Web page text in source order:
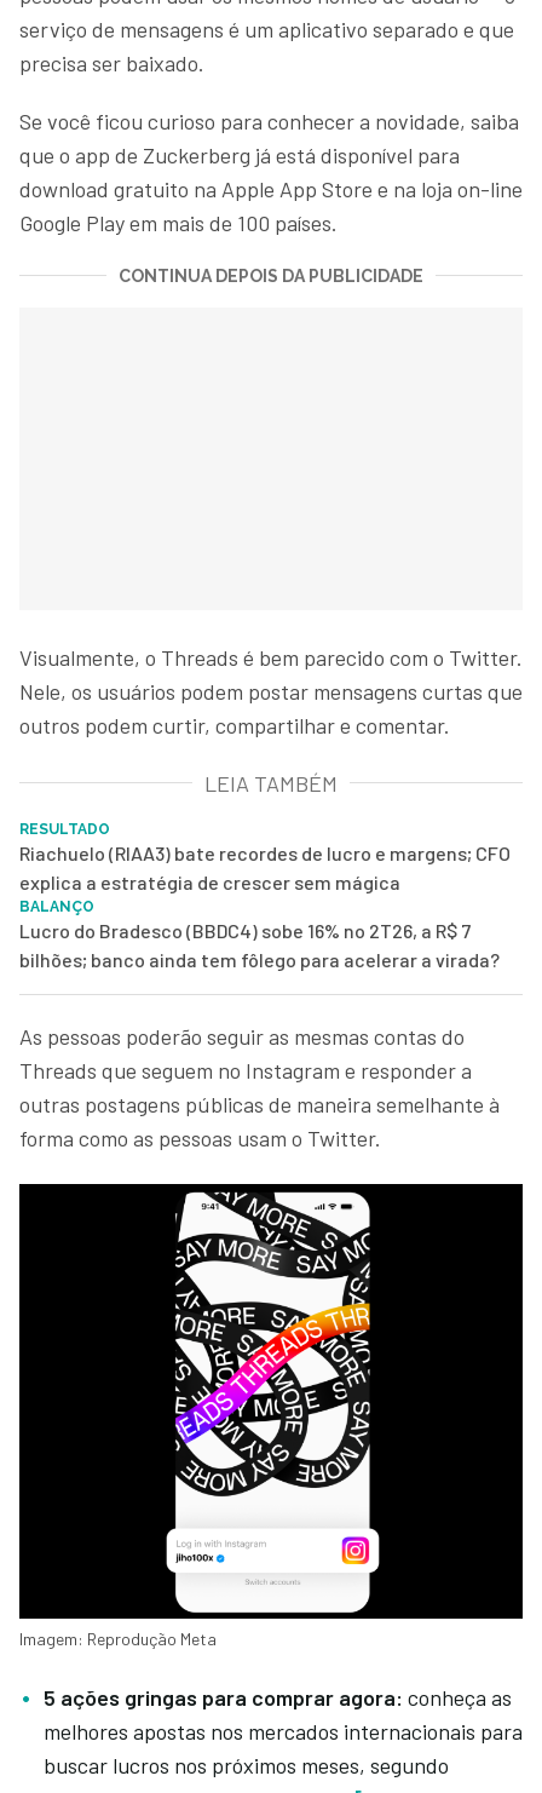
serviço de mensagens é um aplicativo separado e que
precisa ser baixado.
Se você ficou curioso para conhecer a novidade, saiba
que o app de Zuckerberg já está disponível para
download gratuito na Apple App Store e na loja on-line
Google Play em mais de 100 países.
CONTINUA DEPOIS DA PUBLICIDADE
Visualmente, o Threads é bem parecido com o Twitter.
Nele, os usuários podem postar mensagens curtas que
outros podem curtir, compartilhar e comentar.
LEIA TAMBÉM
RESULTADO
Riachuelo (RIAA3) bate recordes de lucro e margens; CFO
explica a estratégia de crescer sem mágica
BALANÇO
Lucro do Bradesco (BBDC4) sobe 16% no 2T26, a R$ 7
bilhões; banco ainda tem fôlego para acelerar a virada?
As pessoas poderão seguir as mesmas contas do
Threads que seguem no Instagram e responder a
outras postagens públicas de maneira semelhante à
forma como as pessoas usam o Twitter.
Imagem: Reprodução Meta
5 ações gringas para comprar agora: conheça as
melhores apostas nos mercados internacionais para
buscar lucros nos próximos meses, segundo